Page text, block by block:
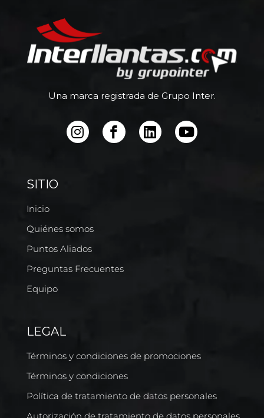
Una marca registrada de Grupo Inter.
SITIO
Inicio
Quiénes somos
Puntos Aliados
Preguntas Frecuentes
Equipo
LEGAL
Términos y condiciones de promociones
Términos y condiciones
Política de tratamiento de datos personales